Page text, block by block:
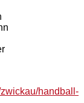
handball-